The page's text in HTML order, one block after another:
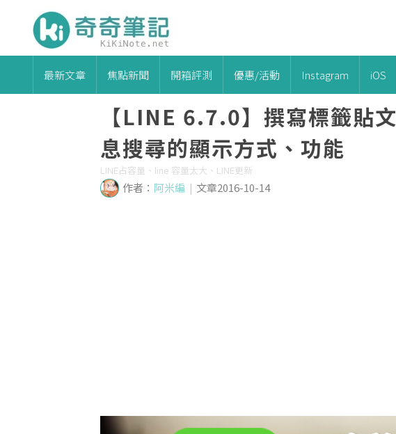
最新文章 焦點新聞 開箱評測 優惠/活動 Instagram iOS
【LINE 6.7.0】撰寫標籤貼
息搜尋的顯示方式、功能
LINE占容量、line 容量太大、LINE更新
作者： 阿米編 | 文章2016-10-14